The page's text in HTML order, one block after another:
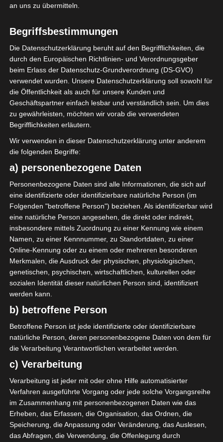
Avenir Sportif de
Kasserine (ASK)
ENDERGEBNIS
Stade municipal de Jendouba
TORE
Tor
Tor
M. B. Maaroufi
59'
78'
Tor
M. Chelly
AUFSTELLUNGEN
Jendouba Sports (JS)
M. B. Maaroufi 59'
M M. Chelly 78'
O Y. M. Achouri
Espoir Sportif Bouchemma (ESB) – El Gawafel Spor
tives de Gafsa (EGSG)
an uns zu übermitteln.
Begriffsbestimmungen
Die Datenschutzerklärung beruht auf den Begrifflichkeiten, die
durch den Europäischen Richtlinien- und Verordnungsgeber
beim Erlass der Datenschutz-Grundverordnung (DS-GVO)
verwendet wurden. Unsere Datenschutzerklärung soll sowohl für
die Öffentlichkeit als auch für unsere Kunden und
Geschäftspartner einfach lesbar und verständlich sein. Um dies
zu gewährleisten, möchten wir vorab die verwendeten
Begrifflichkeiten erläutern.
Wir verwenden in dieser Datenschutzerklärung unter anderem
die folgenden Begriffe:
a) personenbezogene Daten
Personenbezogene Daten sind alle Informationen, die sich auf
eine identifizierte oder identifizierbare natürliche Person (im
Folgenden "betroffene Person") beziehen. Als identifizierbar wird
eine natürliche Person angesehen, die direkt oder indirekt,
insbesondere mittels Zuordnung zu einer Kennung wie einem
Namen, zu einer Kennnummer, zu Standortdaten, zu einer
Online-Kennung oder zu einem oder mehreren besonderen
Merkmalen, die Ausdruck der physischen, physiologischen,
genetischen, psychischen, wirtschaftlichen, kulturellen oder
sozialen Identität dieser natürlichen Person sind, identifiziert
werden kann.
b) betroffene Person
Betroffene Person ist jede identifizierte oder identifizierbare
natürliche Person, deren personenbezogene Daten von dem für
die Verarbeitung Verantwortlichen verarbeitet werden.
c) Verarbeitung
Verarbeitung ist jeder mit oder ohne Hilfe automatisierter
Verfahren ausgeführte Vorgang oder jede solche Vorgangsreihe
im Zusammenhang mit personenbezogenen Daten wie das
Erheben, das Erfassen, die Organisation, das Ordnen, die
Speicherung, die Anpassung oder Veränderung, das Auslesen,
das Abfragen, die Verwendung, die Offenlegung durch